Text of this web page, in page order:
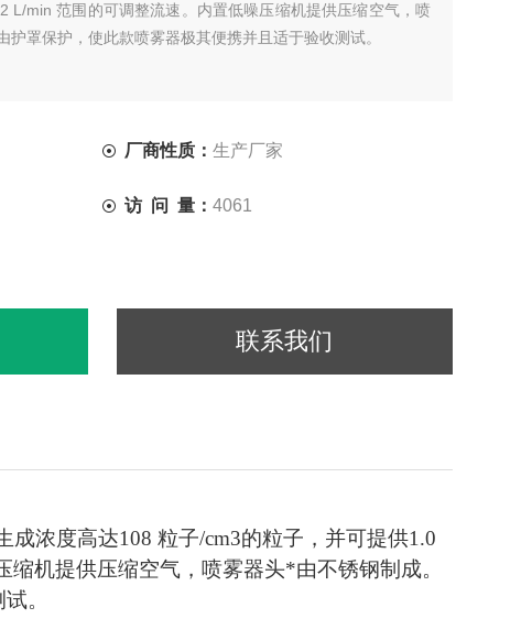
L/min 范围的可调整流速。内置低噪压缩机提供压缩空气，喷
罩保护，使此款喷雾器极其便携并且适于验收测试。
厂商性质： 生产厂家
访 问 量： 4061
联系我们
成浓度高达108 粒子/cm3的粒子，并可提供1.0
缩机提供压缩空气，喷雾器头*由不锈钢制成。
。